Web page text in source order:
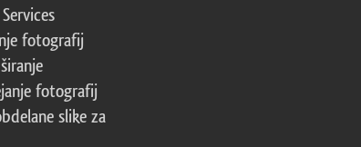
fotografij
fotografij
slike za